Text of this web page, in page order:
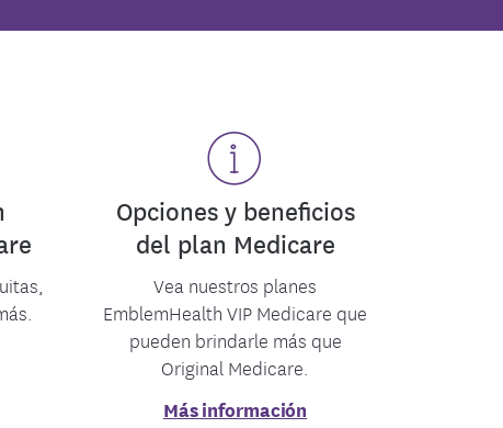
Opciones y beneficios
del plan Medicare
Vea nuestros planes
EmblemHealth VIP Medicare que
pueden brindarle más que
Original Medicare.
Más información